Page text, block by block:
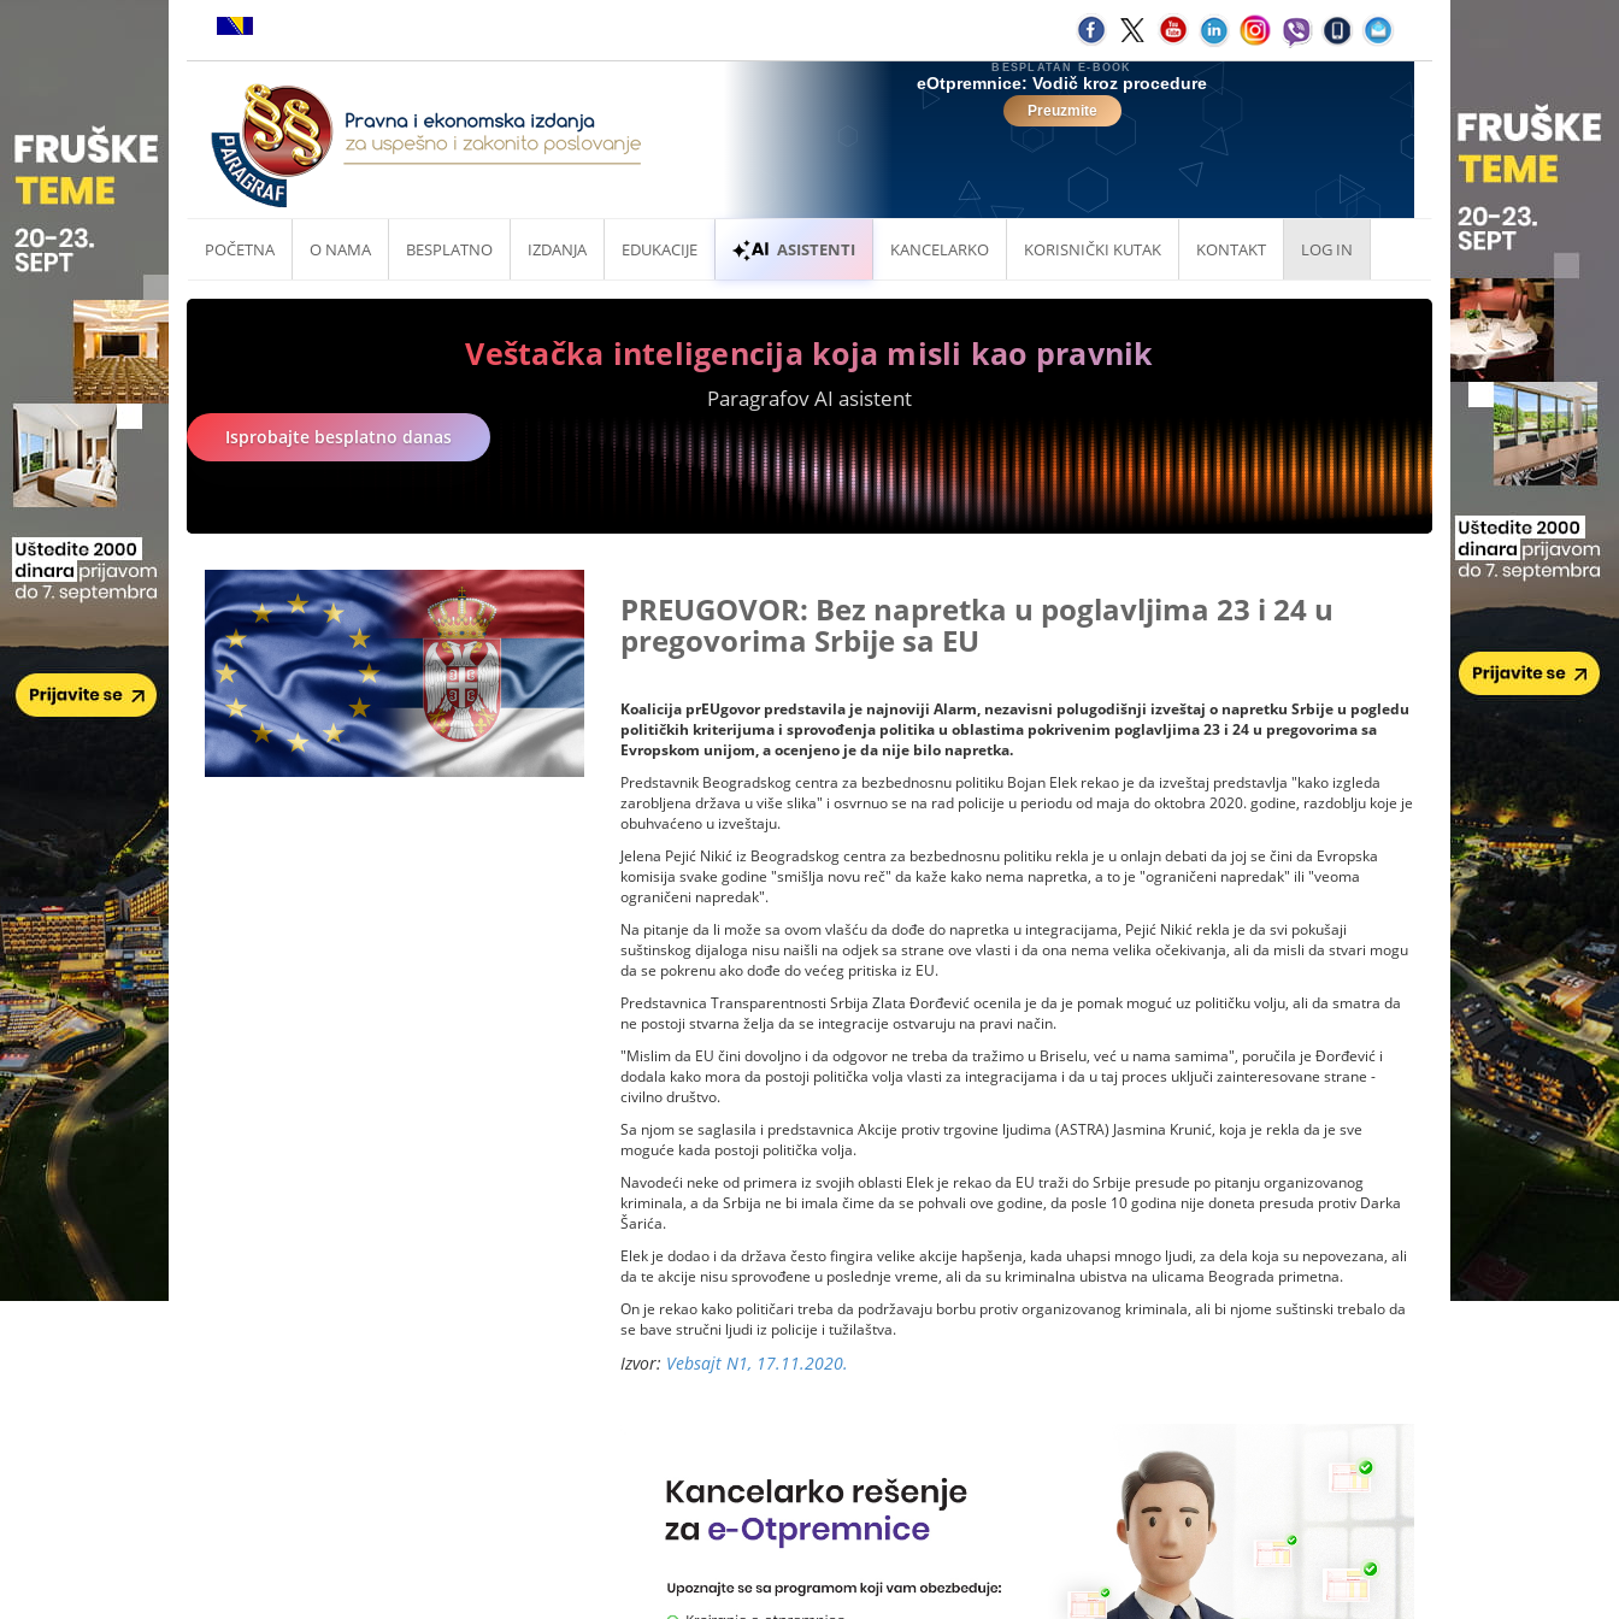
POČETNA O NAMA BESPLATNO IZDANJA EDUKACIJE ASISTENTI KANCELARKO KORISNIČKI KUTAK KONTAKT LOG IN
Veštačka inteligencija koja misli kao pravnik
Paragrafov AI asistent
Isprobajte besplatno danas
PREUGOVOR: Bez napretka u poglavljima 23 i 24 u
pregovorima Srbije sa EU
Koalicija prEUgovor predstavila je najnoviji Alarm, nezavisni polugodišnji izveštaj o napretku Srbije u pogledu
političkih kriterijuma i sprovođenja politika u oblastima pokrivenim poglavljima 23 i 24 u pregovorima sa
Evropskom unijom, a ocenjeno je da nije bilo napretka.
Predstavnik Beogradskog centra za bezbednosnu politiku Bojan Elek rekao je da izveštaj predstavlja "kako izgleda
zarobljena država u više slika" i osvrnuo se na rad policije u periodu od maja do oktobra 2020. godine, razdoblju koje je
obuhvaćeno u izveštaju.
Jelena Pejić Nikić iz Beogradskog centra za bezbednosnu politiku rekla je u onlajn debati da joj se čini da Evropska
komisija svake godine "smišlja novu reč" da kaže kako nema napretka, a to je "ograničeni napredak" ili "veoma
ograničeni napredak".
Na pitanje da li može sa ovom vlašću da dođe do napretka u integracijama, Pejić Nikić rekla je da svi pokušaji
suštinskog dijaloga nisu naišli na odjek sa strane ove vlasti i da ona nema velika očekivanja, ali da misli da stvari mogu
da se pokrenu ako dođe do većeg pritiska iz EU.
Predstavnica Transparentnosti Srbija Zlata Đorđević ocenila je da je pomak moguć uz političku volju, ali da smatra da
ne postoji stvarna želja da se integracije ostvaruju na pravi način.
"Mislim da EU čini dovoljno i da odgovor ne treba da tražimo u Briselu, već u nama samima", poručila je Đorđević i
dodala kako mora da postoji politička volja vlasti za integracijama i da u taj proces uključi zainteresovane strane -
civilno društvo.
Sa njom se saglasila i predstavnica Akcije protiv trgovine ljudima (ASTRA) Jasmina Krunić, koja je rekla da je sve
moguće kada postoji politička volja.
Navodeći neke od primera iz svojih oblasti Elek je rekao da EU traži do Srbije presude po pitanju organizovanog
kriminala, a da Srbija ne bi imala čime da se pohvali ove godine, da posle 10 godina nije doneta presuda protiv Darka
Šarića.
Elek je dodao i da država često fingira velike akcije hapšenja, kada uhapsi mnogo ljudi, za dela koja su nepovezana, ali
da te akcije nisu sprovođene u poslednje vreme, ali da su kriminalna ubistva na ulicama Beograda primetna.
On je rekao kako političari treba da podržavaju borbu protiv organizovanog kriminala, ali bi njome suštinski trebalo da
se bave stručni ljudi iz policije i tužilaštva.
Izvor: Vebsajt N1, 17.11.2020.